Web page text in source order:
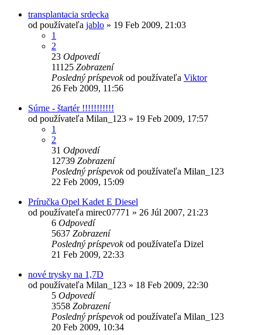
transplantacia srdecka
od používateľa jablo » 19 Feb 2009, 21:03
1
2
23 Odpovedí
11125 Zobrazení
Posledný príspevokod používateľa Viktor
26 Feb 2009, 11:56
Súrne - štartér !!!!!!!!!!!
od používateľa Milan_123 » 19 Feb 2009, 17:57
1
2
31 Odpovedí
12739 Zobrazení
Posledný príspevokod používateľa Milan_123
22 Feb 2009, 15:09
Príručka Opel Kadet E Diesel
od používateľa mirec07771 » 26 Júl 2007, 21:23
6 Odpovedí
5637 Zobrazení
Posledný príspevokod používateľa Dizel
21 Feb 2009, 22:33
nové trysky na 1,7D
od používateľa Milan_123 » 18 Feb 2009, 22:30
5 Odpovedí
3558 Zobrazení
Posledný príspevokod používateľa Milan_123
20 Feb 2009, 10:34